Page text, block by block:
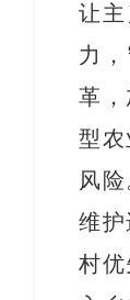
让
力
革
型
风
维
村